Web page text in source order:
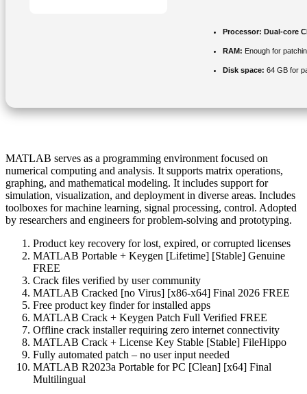
Processor: Dual-core
RAM: Enough for
Disk space: 64 GB for
MATLAB serves as a programming environment focused on
numerical computing and analysis. It supports matrix operations,
graphing, and mathematical modeling. It includes support for
simulation, visualization, and deployment in diverse areas. Includes
toolboxes for machine learning, signal processing, control. Adopted
by researchers and engineers for problem-solving and prototyping.
Product key recovery for lost, expired, or corrupted licenses
MATLAB Portable + Keygen [Lifetime] [Stable] Genuine
FREE
Crack files verified by user community
MATLAB Cracked [no Virus] [x86-x64] Final 2026 FREE
Free product key finder for installed apps
MATLAB Crack + Keygen Patch Full Verified FREE
Offline crack installer requiring zero internet connectivity
MATLAB Crack + License Key Stable [Stable] FileHippo
Fully automated patch – no user input needed
MATLAB R2023a Portable for PC [Clean] [x64] Final
Multilingual